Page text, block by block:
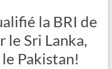
la BRI de
le Sri Lanka,
Pakistan!